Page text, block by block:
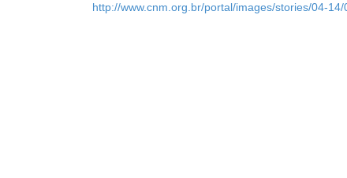
http://www.cnm.org.br/portal/images/stories/04-